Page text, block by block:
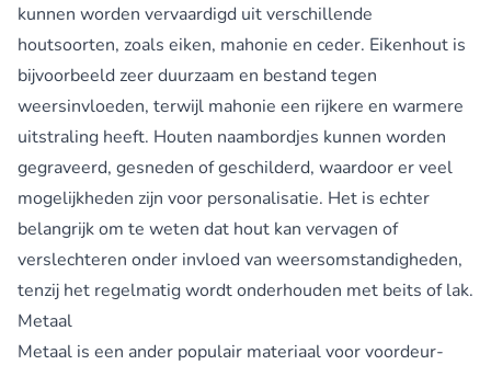
kunnen worden vervaardigd uit verschillende
houtsoorten, zoals eiken, mahonie en ceder. Eikenhout is
bijvoorbeeld zeer duurzaam en bestand tegen
weersinvloeden, terwijl mahonie een rijkere en warmere
uitstraling heeft. Houten naambordjes kunnen worden
gegraveerd, gesneden of geschilderd, waardoor er veel
mogelijkheden zijn voor personalisatie. Het is echter
belangrijk om te weten dat hout kan vervagen of
verslechteren onder invloed van weersomstandigheden,
tenzij het regelmatig wordt onderhouden met beits of lak.
Metaal
Metaal is een ander populair materiaal voor voordeur-